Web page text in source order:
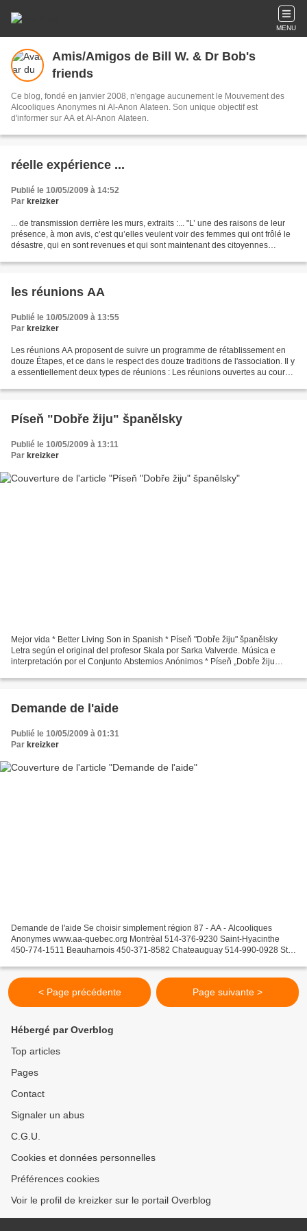
MENU
Amis/Amigos de Bill W. & Dr Bob's
friends
Ce blog, fondé en janvier 2008, n'engage aucunement le Mouvement des
Alcooliques Anonymes ni Al-Anon Alateen. Son unique objectif est
d'informer sur AA et Al-Anon Alateen.
réelle expérience ...
Publié le 10/05/2009 à 14:52
Par kreizker
... de transmission derrière les murs, extraits :... "L’ une des raisons de leur
présence, à mon avis, c’est qu’elles veulent voir des femmes qui ont frôlé le
désastre, qui en sont revenues et qui sont maintenant des citoyennes
les réunions AA
Publié le 10/05/2009 à 13:55
Par kreizker
Les réunions AA proposent de suivre un programme de rétablissement en
douze Étapes, et ce dans le respect des douze traditions de l'association. Il y
a essentiellement deux types de réunions : Les réunions ouvertes au cours
Píseň "Dobře žiju" španělsky
Publié le 10/05/2009 à 13:11
Par kreizker
Mejor vida * Better Living Son in Spanish * Píseň "Dobře žiju" španělsky
Letra según el original del profesor Skala por Sarka Valverde. Música e
interpretación por el Conjunto Abstemios Anónimos * Píseň „Dobře žiju
Demande de l'aide
Publié le 10/05/2009 à 01:31
Par kreizker
Demande de l'aide Se choisir simplement région 87 - AA - Alcooliques
Anonymes www.aa-quebec.org Montrèal 514-376-9230 Saint-Hyacinthe
450-774-1511 Beauharnois 450-371-8582 Chateauguay 514-990-0928 St-
< Page précédente Page suivante >
Hébergé par Overblog
Top articles
Pages
Contact
Signaler un abus
C.G.U.
Cookies et données personnelles
Préférences cookies
Voir le profil de kreizker sur le portail Overblog